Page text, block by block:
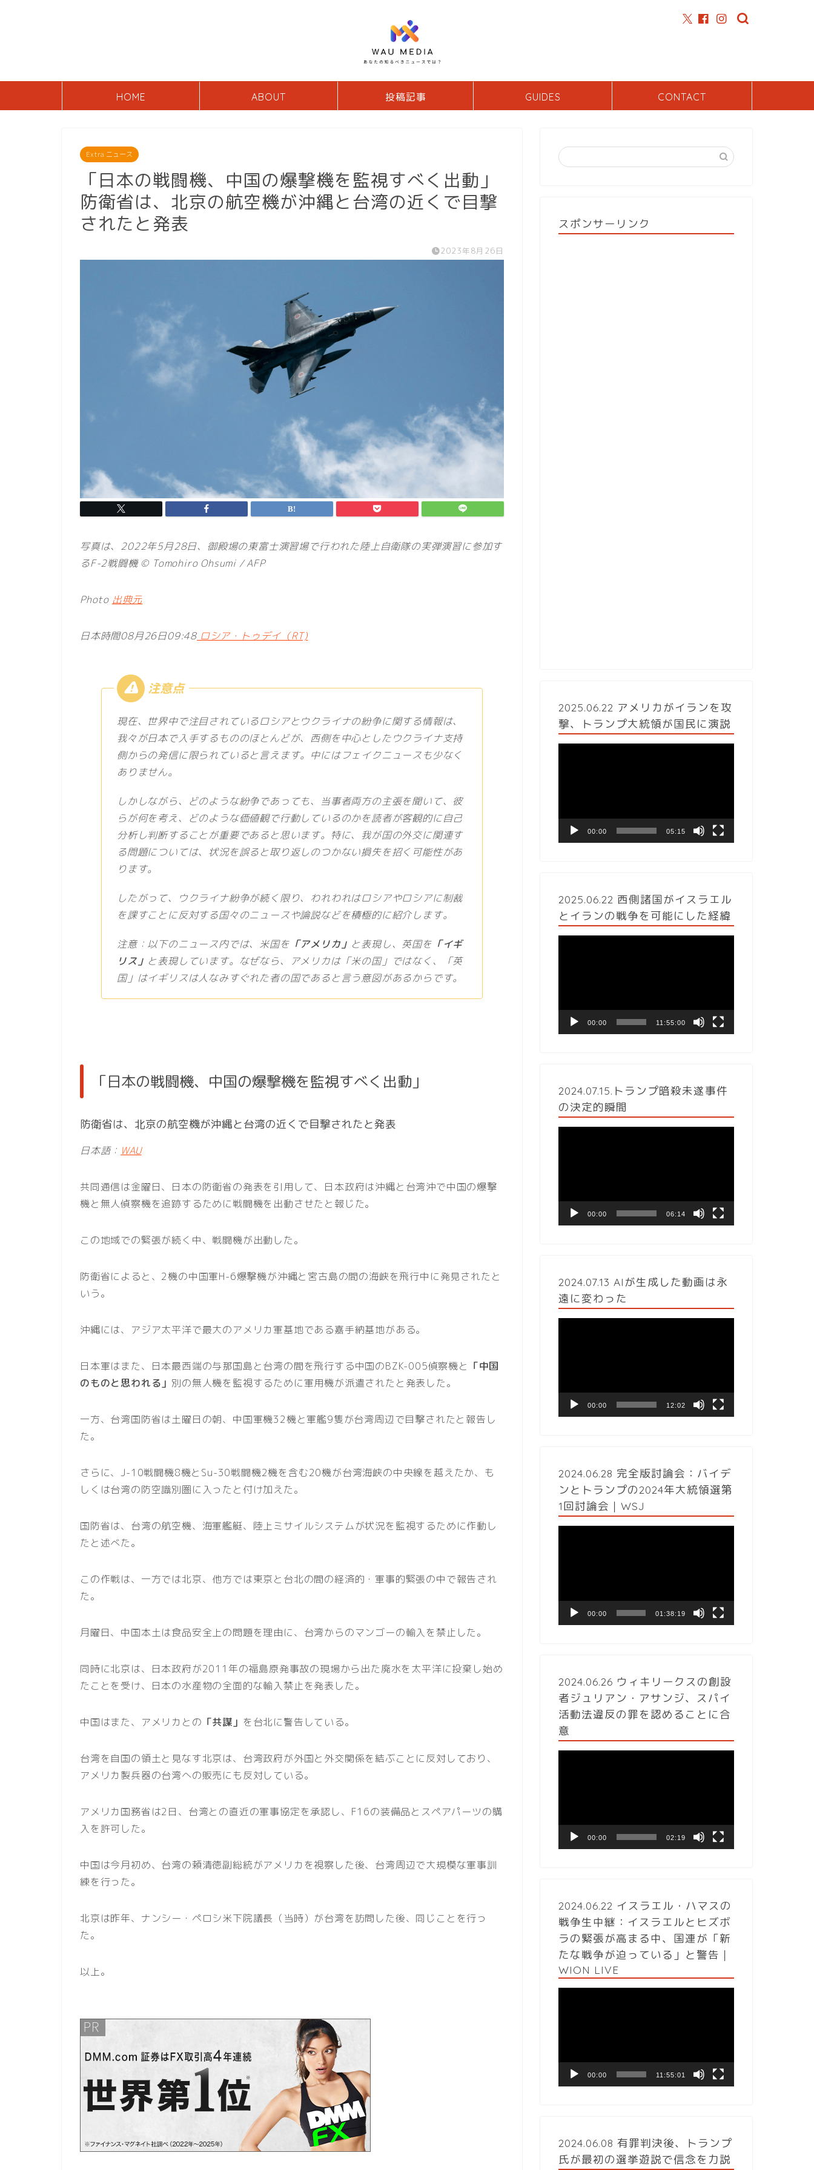
HOME ABOUT 投稿記事 GUIDES CONTACT
Extra ニュース
「日本の戦闘機、中国の爆撃機を監視すべく出動」
防衛省は、北京の航空機が沖縄と台湾の近くで目撃
されたと発表
2023年8月26日
写真は、2022年5月28日、御殿場の東富士演習場で行われた陸上自衛隊の実弾演習に参加す
るF-2戦闘機 © Tomohiro Ohsumi / AFP
Photo 出典元
日本時間08月26日09:48 ロシア・トゥデイ（RT)
現在、世界中で注目されているロシアとウクライナの紛争に関する情報は、
我々が日本で入手するもののほとんどが、西側を中心としたウクライナ支持
側からの発信に限られていると言えます。中にはフェイクニュースも少なく
ありません。
しかしながら、どのような紛争であっても、当事者両方の主張を聞いて、彼
らが何を考え、どのような価値観で行動しているのかを読者が客観的に自己
分析し判断することが重要であると思います。特に、我が国の外交に関連す
る問題については、状況を誤ると取り返しのつかない損失を招く可能性があ
ります。
したがって、ウクライナ紛争が続く限り、われわれはロシアやロシアに制裁
を課すことに反対する国々のニュースや論説などを積極的に紹介します。
注意：以下のニュース内では、米国を 「アメリカ」 と表現し、英国を 「イギ
リス」 と表現しています。なぜなら、アメリカは「米の国」ではなく、「英
国」はイギリスは人なみすぐれた者の国であると言う意図があるからです。
「日本の戦闘機、中国の爆撃機を監視すべく出動」
防衛省は、北京の航空機が沖縄と台湾の近くで目撃されたと発表
日本語： WAU
共同通信は金曜日、日本の防衛省の発表を引用して、日本政府は沖縄と台湾沖で中国の爆撃
機と無人偵察機を追跡するために戦闘機を出動させたと報じた。
この地域での緊張が続く中、戦闘機が出動した。
防衛省によると、2機の中国軍H-6爆撃機が沖縄と宮古島の間の海峡を飛行中に発見されたと
いう。
沖縄には、アジア太平洋で最大のアメリカ軍基地である嘉手納基地がある。
日本軍はまた、日本最西端の与那国島と台湾の間を飛行する中国のBZK-005偵察機と 「中国
のものと思われる」 別の無人機を監視するために軍用機が派遣されたと発表した。
一方、台湾国防省は土曜日の朝、中国軍機32機と軍艦9隻が台湾周辺で目撃されたと報告し
た。
さらに、J-10戦闘機8機とSu-30戦闘機2機を含む20機が台湾海峡の中央線を越えたか、も
しくは台湾の防空識別圏に入ったと付け加えた。
国防省は、台湾の航空機、海軍艦艇、陸上ミサイルシステムが状況を監視するために作動し
たと述べた。
この作戦は、一方では北京、他方では東京と台北の間の経済的・軍事的緊張の中で報告され
た。
月曜日、中国本土は食品安全上の問題を理由に、台湾からのマンゴーの輸入を禁止した。
同時に北京は、日本政府が2011年の福島原発事故の現場から出た廃水を太平洋に投棄し始め
たことを受け、日本の水産物の全面的な輸入禁止を発表した。
中国はまた、アメリカとの 「共謀」 を台北に警告している。
台湾を自国の領土と見なす北京は、台湾政府が外国と外交関係を結ぶことに反対しており、
アメリカ製兵器の台湾への販売にも反対している。
アメリカ国務省は2日、台湾との直近の軍事協定を承認し、F16の装備品とスペアパーツの購
入を許可した。
中国は今月初め、台湾の頼清徳副総統がアメリカを視察した後、台湾周辺で大規模な軍事訓
練を行った。
北京は昨年、ナンシー・ペロシ米下院議長（当時）が台湾を訪問した後、同じことを行っ
た。
以上。
スポンサーリンク
2025.06.22 アメリカがイランを攻
撃、トランプ大統領が国民に演説
ヤ
00:00 05:15
2025.06.22 西側諸国がイスラエル
とイランの戦争を可能にした経緯
ヤ
00:00 11:55:00
2024.07.15.トランプ暗殺未遂事件
の決定的瞬間
ヤ
00:00 06:14
2024.07.13 AIが生成した動画は永
遠に変わった
ヤ
00:00 12:02
2024.06.28 完全版討論会：バイデ
ンとトランプの2024年大統領選第
1回討論会｜WSJ
ヤ
00:00 01:38:19
2024.06.26 ウィキリークスの創設
者ジュリアン・アサンジ、スパイ
活動法違反の罪を認めることに合
意
ヤ
00:00 02:19
2024.06.22 イスラエル・ハマスの
戦争生中継：イスラエルとヒズボ
ラの緊張が高まる中、国連が「新
たな戦争が迫っている」と警告｜
WION LIVE
ヤ
00:00 11:55:01
2024.06.08 有罪判決後、トランプ
氏が最初の選挙遊説で信念を力説